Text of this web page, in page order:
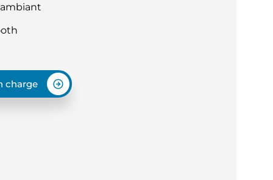
charge